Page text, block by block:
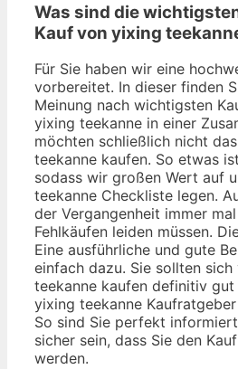
Was sind die
Kauf von yixing
Für Sie haben wir eine
vorbereitet. In dieser finden
Meinung nach wichtigsten
yixing teekanne in einer
möchten schließlich nicht
teekanne kaufen. So etwas
sodass wir großen Wert auf
teekanne Checkliste legen.
der Vergangenheit immer
Fehlkäufen leiden müssen.
Eine ausführliche und gute
einfach dazu. Sie sollten
teekanne kaufen definitiv
yixing teekanne
So sind Sie perfekt
sicher sein, dass Sie den
werden.